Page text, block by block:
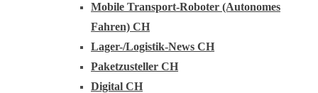
Mobile Transport-Roboter (Autonomes
Fahren) CH
Lager-/Logistik-News CH
Paketzusteller CH
Digital CH